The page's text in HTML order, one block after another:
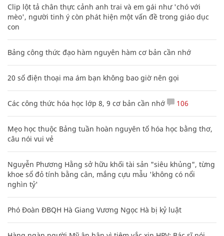
Clip lột tả chân thực cảnh anh trai và em gái như 'chó với
mèo', người tinh ý còn phát hiện một vấn đề trong giáo dục
con
Bảng công thức đạo hàm nguyên hàm cơ bản cần nhớ
20 số điện thoại ma ám bạn không bao giờ nên gọi
Các công thức hóa học lớp 8, 9 cơ bản cần nhớ 106
Mẹo học thuộc Bảng tuần hoàn nguyên tố hóa học bằng thơ,
câu nói vui vẻ
Nguyễn Phương Hằng sở hữu khối tài sản "siêu khủng", từng
khoe sổ đỏ tính bằng cân, mắng cựu mẫu 'không có nổi
nghìn tỷ'
Phó Đoàn ĐBQH Hà Giang Vương Ngọc Hà bị kỷ luật